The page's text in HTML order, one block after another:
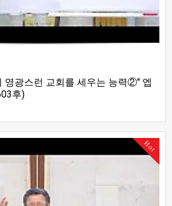
영광스런 교회를 세우는 능력②" 엡
후)
Hot